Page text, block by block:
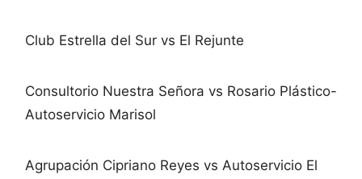
Club Estrella del Sur vs El Rejunte
Consultorio Nuestra Señora vs Rosario Plástico-
Autoservicio Marisol
Agrupación Cipriano Reyes vs Autoservicio El